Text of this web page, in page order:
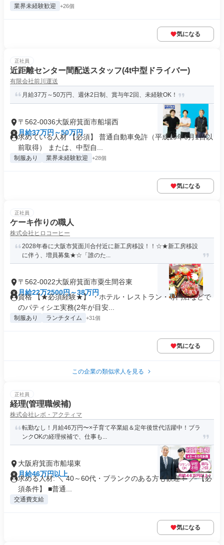
業界未経験歓迎 +26個
気になる
正社員
近距離センター間配送スタッフ(4t中型ドライバー)
有限会社前川運送
月給37万～50万円、週休2日制、賞与年2回、未経験OK！
〒562-0036大阪府箕面市船場西
月給37万円～50万円
求めている人材 【必須】 普通自動車免許（平成19年6月1日以
前取得） または、中型自...
制服あり 業界未経験歓迎 +28個
気になる
正社員
ケーキ作りの職人
株式会社ヒロコーヒー
2028年春に大阪市箕面川合付近に新工房移設！！☆★新工房移設
に伴う、増員募集★☆「誰のた...
〒562-0022大阪府箕面市粟生間谷東
月給22万2500円～38万円
資格 【★必須経験★】 ・ホテル・レストラン・専門店などで
のパティシエ実務(2年が目安...
制服あり ランチタイム +31個
気になる
この企業の類似求人を見る
正社員
経理(管理職候補)
株式会社レボ・アクティマ
転勤なし！月給46万円〜×子育て卒業組＆定年後世代活躍中！ブラ
ンクOKの経理候補で、仕事も...
大阪府箕面市船場東
月給46万円以上
求める人材: ＼ 40～60代・ブランクのある方も歓迎！ ／ 【必
須条件】 ■普通...
交通費支給
気になる